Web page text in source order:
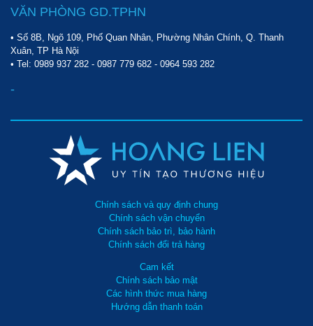
VĂN PHÒNG GD.TPHN
• Số 8B, Ngõ 109, Phố Quan Nhân, Phường Nhân Chính, Q. Thanh
Xuân, TP Hà Nội
• Tel: 0989 937 282 - 0987 779 682 - 0964 593 282
-
Chính sách và quy định chung
Chính sách vận chuyển
Chính sách bảo trì, bảo hành
Chính sách đổi trả hàng
Cam kết
Chính sách bảo mật
Các hình thức mua hàng
Hướng dẫn thanh toán